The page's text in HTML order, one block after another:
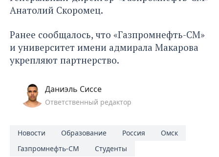
Анатолий Скоромец.
Ранее сообщалось, что «Газпромнефть-СМ»
и университет имени адмирала Макарова
укрепляют партнерство.
Даниэль Сиссе
Ответственный редактор
Новости Образование Россия
Омск
Газпромнефть-СМ
Студенты